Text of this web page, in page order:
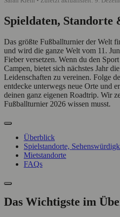
Spieldaten, Standorte
Das größte Fußballturnier der Welt
und wird die ganze Welt vom 11.
Fieber versetzen. Wenn du den
Campen, bietet sich nächstes Jahr
Leidenschaften zu vereinen. Folge
entdecke unterwegs neue Orte und
deinen ganz eigenen Roadtrip. Wir
Fußballturnier 2026 wissen musst.
Überblick
Spielstandorte,
Mietstandorte
FAQs
Das Wichtigste im